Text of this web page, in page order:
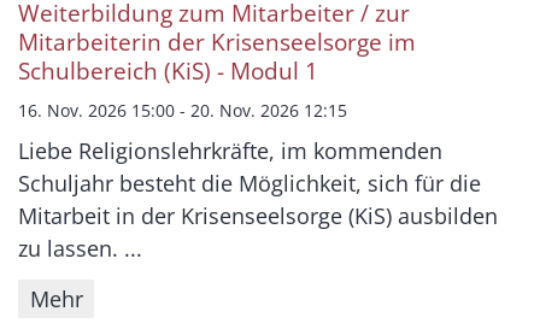
Weiterbildung zum Mitarbeiter / zur
Mitarbeiterin der Krisenseelsorge im
Schulbereich (KiS) - Modul 1
16. Nov. 2026 15:00 - 20. Nov. 2026 12:15
Liebe Religionslehrkräfte, im kommenden
Schuljahr besteht die Möglichkeit, sich für die
Mitarbeit in der Krisenseelsorge (KiS) ausbilden
zu lassen. ...
Mehr